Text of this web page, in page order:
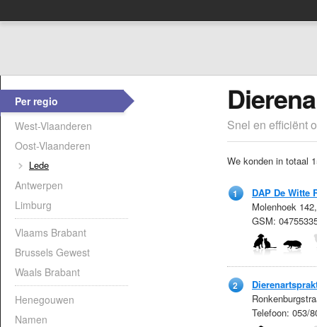
Per regio
West-Vlaanderen
Oost-Vlaanderen
Lede
Antwerpen
Limburg
Vlaams Brabant
Brussels Gewest
Waals Brabant
Henegouwen
Namen
Snel en efficiënt
We konden in totaal
1
DAP De Witte
Molenhoek
GSM:
2
Telefoon: 053/